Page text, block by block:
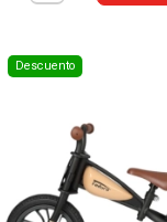
Descuento